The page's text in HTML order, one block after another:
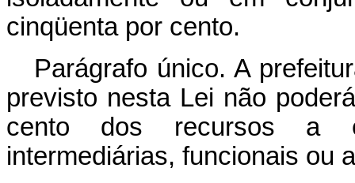
cinqüenta por cento.
Parágrafo único. A
previsto nesta Lei não
cento dos recursos a
intermediárias, funcionais ou